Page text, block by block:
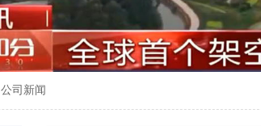
公司新闻